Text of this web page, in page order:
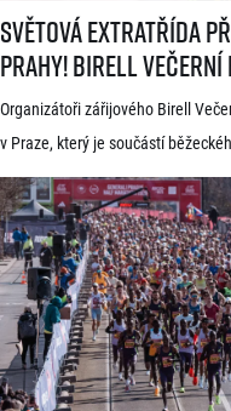
Světová extratřída
Prahy! Birell Večerní
Praze oznámil první
běžců
Organizátoři zářijového Birell
v Praze, který je součástí
dnes zveřejnili první jména
ročník. V čele startovního pole se
světoví vytrvalci z Afriky a Jižní
již mají s pražskými závody
mužské kategorii potvrdil start
dlouhodobě žijící ve Španělsku
Světová extratřída přijíždí do